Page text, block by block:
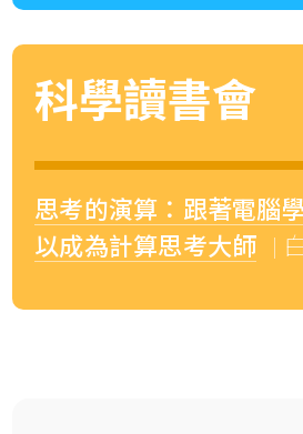
科學讀書會
思考的演算：跟著電腦
以成為計算思考大師
|